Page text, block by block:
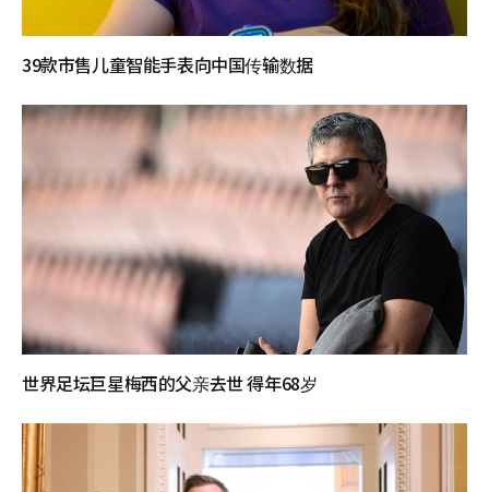
39款市售儿童智能手表向中国传输数据
世界足坛巨星梅西的父亲去世 得年68岁